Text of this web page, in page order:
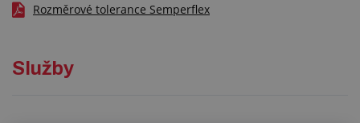
Rozměrové tolerance Semperflex
Služby